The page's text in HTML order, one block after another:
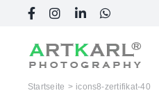
content
FacebookInstagram
LinkedInWhatsApp
Startseite icons8-zertifikat-40